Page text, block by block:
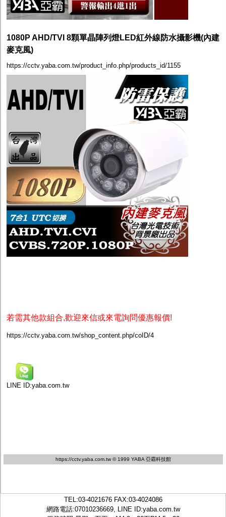
1080P AHD/TVI 8顆單晶陣列燈LED紅外線防水攝影機(內建
麥克風)
https://cctv.yaba.com.tw/product_info.php/products_id/1155
若需其他款組合,歡迎來信或來電詢問優惠報價!
https://cctv.yaba.com.tw/shop_content.php/coID/4
LINE ID:yaba.com.tw
https://cctv.yaba.com.tw © 1999 YABA 亞霸科技館
TEL:03-4021676FAX:03-4024086
網路電話:07010236669, LINE ID:yaba.com.tw